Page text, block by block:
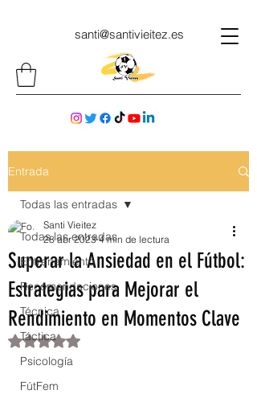
santi@santivieitez.es
Entrada
Todas las entradas
Entrenamiento
Recomendaciones
Técnica
Táctica
Psicología
FútFem
Todas las entradas
Superar la Ansiedad en el Fútbol:
Estrategias para Mejorar el
Rendimiento en Momentos Clave
Santi Vieitez
28 abr 2023 4 min de lectura
Obtuvo NaN de 5 estrellas.